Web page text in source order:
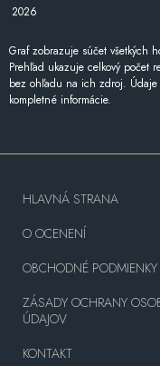
2026
Graf zobrazuje súčet všetkých
Prehľad ukazuje celkový počet
bez ohľadu na ich zdroj.
kompletné informácie.
HLAVNÁ STRANA
O OCENENÍ
OBCHODNÉ PODMIENKY
ZÁSADY OCHRANY
ÚDAJOV
KONTAKT